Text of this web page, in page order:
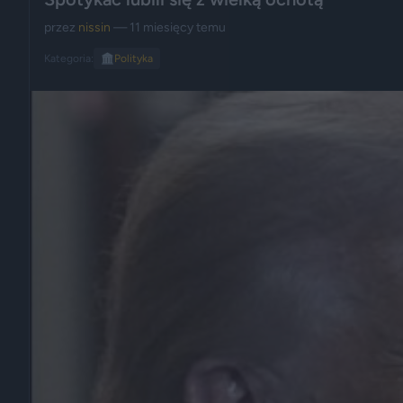
przez nissin — 11 miesięcy temu
Kategoria: 🏛️ Polityka